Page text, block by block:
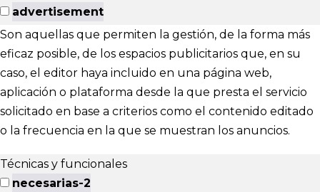
advertisement
Son aquellas que permiten la gestión, de la forma más
eficaz posible, de los espacios publicitarios que, en su
caso, el editor haya incluido en una página web,
aplicación o plataforma desde la que presta el servicio
solicitado en base a criterios como el contenido editado
o la frecuencia en la que se muestran los anuncios.
Técnicas y funcionales
necesarias-2